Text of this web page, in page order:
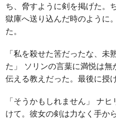
ち、脅すように剣を掲げた。
獄庫へ送り込んだ時のように
た。
「私を殺せた筈だったな、未
た」 ソリンの言葉に満悦は
伝える教えだった。最後に授
「そうかもしれません」 ナ
けて。彼女の剣は力なく手か